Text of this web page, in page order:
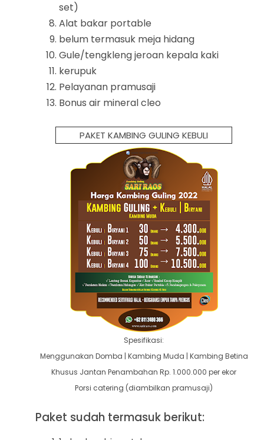
set)
Alat bakar portable
belum termasuk meja hidang
Gule/tengkleng jeroan kepala kaki
kerupuk
Pelayanan pramusaji
Bonus air mineral cleo
PAKET KAMBING GULING KEBULI
Spesifikasi:
Menggunakan Domba | Kambing Muda | Kambing Betina
Khusus Jantan Penambahan Rp. 1.000.000 per ekor
Porsi catering (diambilkan pramusaji)
Paket sudah termasuk berikut: